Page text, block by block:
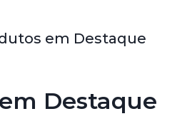
em Destaque
Destaque